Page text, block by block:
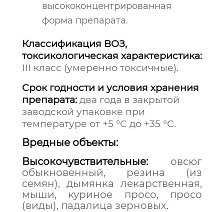
высококонцентрированная
форма препарата.
Классификация ВОЗ,
токсикологическая характеристика:
III класс (умеренно токсичные).
Срок годности и условия хранения
препарата: два года в закрытой
заводской упаковке при
температуре от +5 °С до +35 °С.
Вредные объекты:
Высокочувствительные: овсюг
обыкновенный, резина (из
семян), дымянка лекарственная,
мыши, куриное просо, просо
(виды), падалица зерновых.